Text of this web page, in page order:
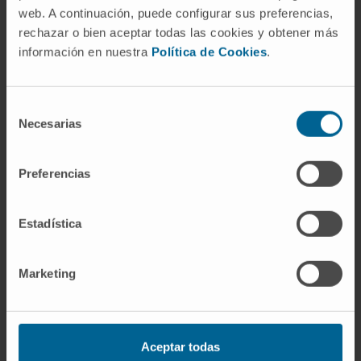
web. A continuación, puede configurar sus preferencias,
rechazar o bien aceptar todas las cookies y obtener más
información en nuestra Política de Cookies.
Necesarias
Preferencias
Estadística
Marketing
Aceptar todas
nationaux et de Navarre.
Tuteur clinique depuis 1998.
(MIR).
radiologie à la Clínica Universidad de
Il a été président de la section formation
Radiología Médica (SERAM).
Il a rédigé plus de 150 communications à
Il a présenté plus de 90 communications lors
de cours et de congrès.